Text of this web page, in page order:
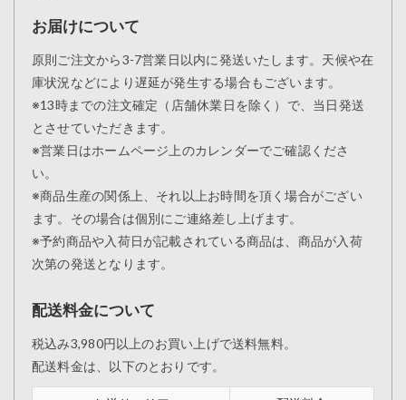
お届けについて
原則ご注文から3-7営業日以内に発送いたします。天候や在
庫状況などにより遅延が発生する場合もございます。
※13時までの注文確定（店舗休業日を除く）で、当日発送
とさせていただきます。
※営業日はホームページ上のカレンダーでご確認くださ
い。
※商品生産の関係上、それ以上お時間を頂く場合がござい
ます。その場合は個別にご連絡差し上げます。
※予約商品や入荷日が記載されている商品は、商品が入荷
次第の発送となります。
配送料金について
税込み3,980円以上のお買い上げで送料無料。
配送料金は、以下のとおりです。